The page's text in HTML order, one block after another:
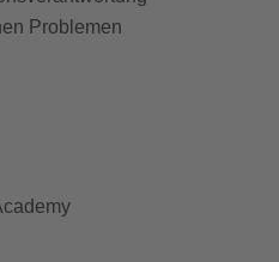
Problemen